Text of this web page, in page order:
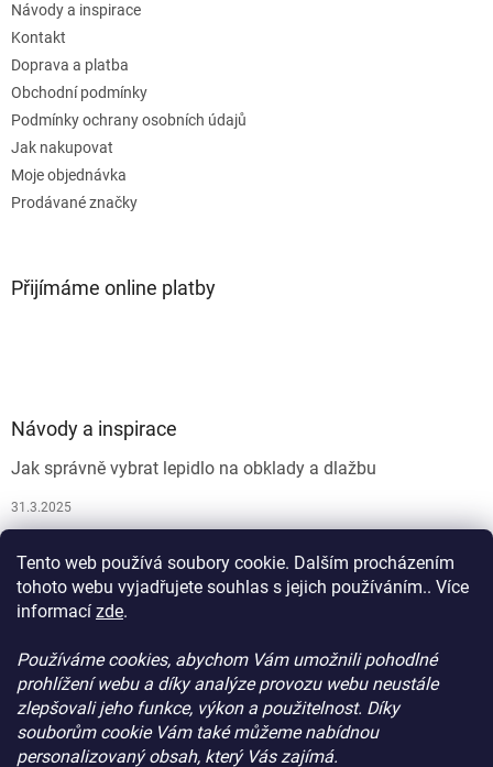
Tento web používá soubory cookie. Dalším procházením
tohoto webu vyjadřujete souhlas s jejich používáním.. Více
informací zde.
Používáme cookies, abychom Vám umožnili pohodlné
prohlížení webu a díky analýze provozu webu neustále
zlepšovali jeho funkce, výkon a použitelnost. Díky
souborům cookie Vám také můžeme nabídnou
personalizovaný obsah, který Vás zajímá.
Návody a inspirace
Kontakt
Doprava a platba
Obchodní podmínky
Podmínky ochrany osobních údajů
Jak nakupovat
Moje objednávka
Prodávané značky
Přijímáme online platby
Návody a inspirace
Jak správně vybrat lepidlo na obklady a dlažbu
31.3.2025